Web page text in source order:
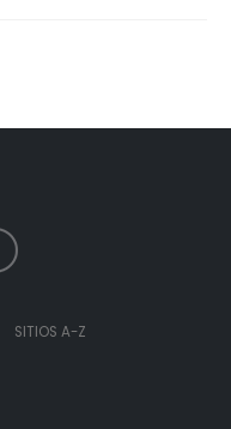
SITIOS A-Z